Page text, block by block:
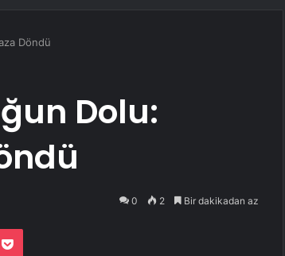
Döndü
Dolu:
0 2 Bir dakikadan az
Pocket